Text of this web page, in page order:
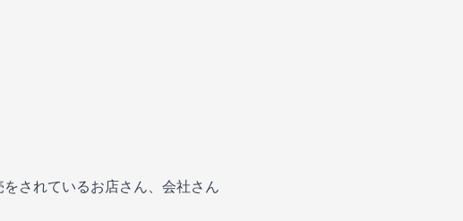
されているお店さん、会社さん